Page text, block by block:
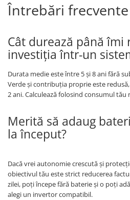
Întrebări frecvente
Cât durează până îmi
investiția într-un
Durata medie este între 5 și 8 ani fără
Verde și contribuția proprie este
2 ani. Calculează folosind consumul tău
Merită să adaug
la început?
Dacă vrei autonomie crescută și
obiectivul tău este strict reducerea
zilei, poți începe fără baterie și o poți
alegi un invertor compatibil.